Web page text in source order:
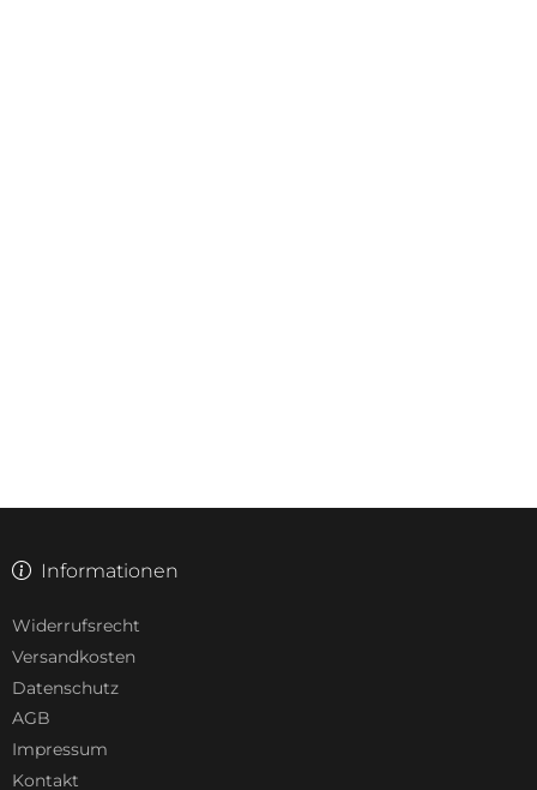
Informationen
Widerrufsrecht
Versandkosten
Datenschutz
AGB
Impressum
Kontakt